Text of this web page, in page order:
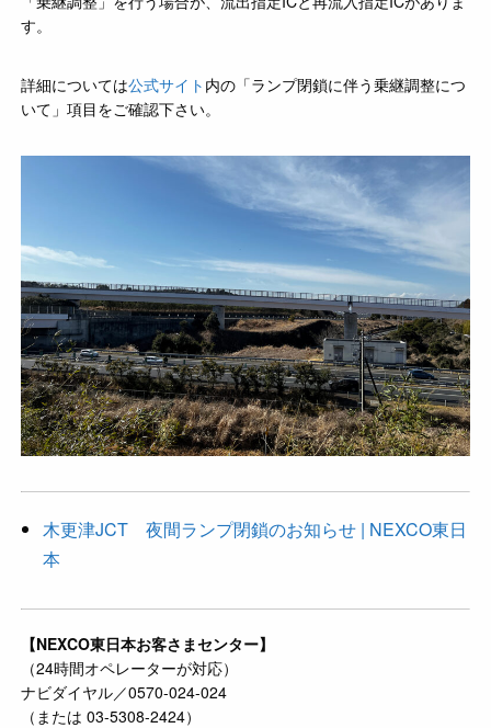
す。
詳細については公式サイト 内の「ランプ閉鎖に伴う乗継調整につ
いて」項目をご確認下さい。
木更津JCT 夜間ランプ閉鎖のお知らせ | NEXCO東日
本
【NEXCO東日本お客さまセンター】
（24時間オペレーターが対応）
ナビダイヤル／0570-024-024
（または 03-5308-2424）